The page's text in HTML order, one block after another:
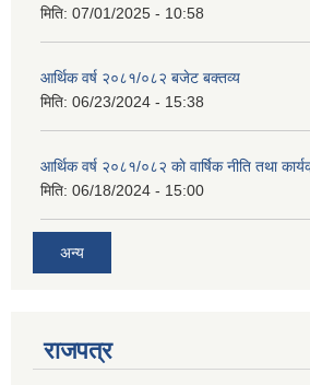
मिति: 07/01/2025 - 10:58
आर्थिक वर्ष २०८१/०८२ बजेट बक्तव्य
मिति: 06/23/2024 - 15:38
आर्थिक वर्ष २०८१/०८२ काे वार्षिक नीति तथा
मिति: 06/18/2024 - 15:00
अन्य
राजपत्र